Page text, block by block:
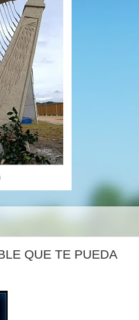
QUE TE PUEDA